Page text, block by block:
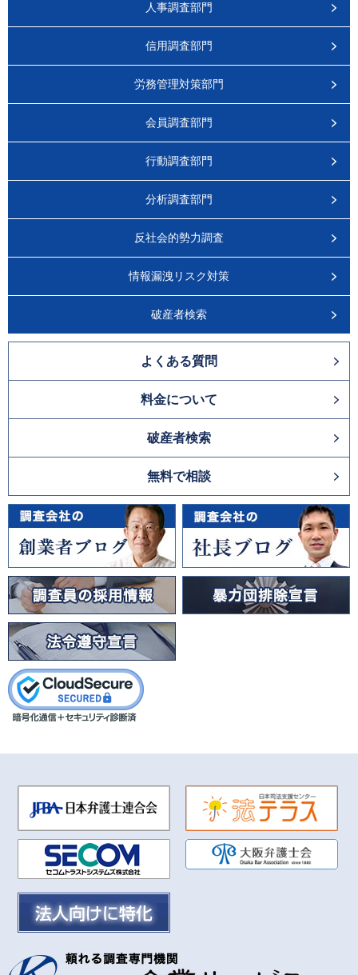
人事調査部門
信用調査部門
労務管理対策部門
会員調査部門
行動調査部門
分析調査部門
反社会的勢力調査
情報漏洩リスク対策
破産者検索
よくある質問
料金について
破産者検索
無料で相談